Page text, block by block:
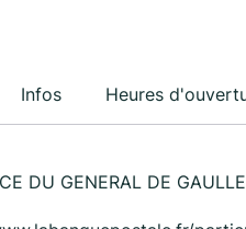
Infos Heures
DU GENERAL DE